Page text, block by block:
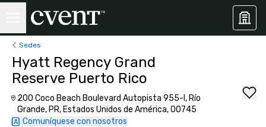
Sedes
Hyatt Regency Grand
Reserve Puerto Rico
200 Coco Beach Boulevard Autopista 955-I, Río
Grande, PR, Estados Unidos de América, 00745
Comuníquese con nosotros